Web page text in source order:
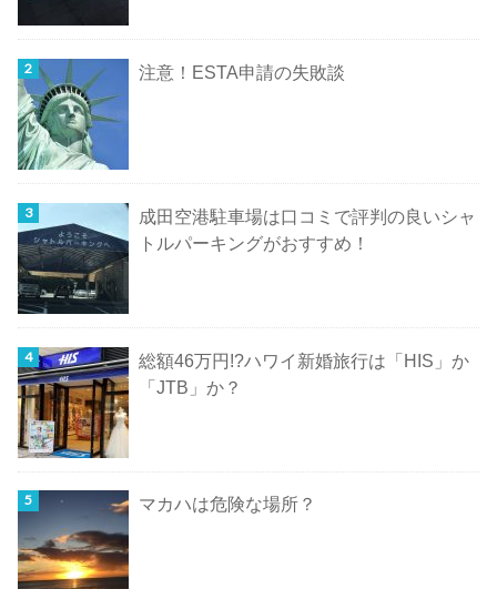
注意！ESTA申請の失敗談
成田空港駐車場は口コミで評判の良いシャ
トルパーキングがおすすめ！
総額46万円!?ハワイ新婚旅行は「HIS」か
「JTB」か？
マカハは危険な場所？